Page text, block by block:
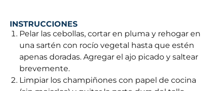
INSTRUCCIONES
Pelar las cebollas, cortar en pluma y rehogar en
una sartén con rocío vegetal hasta que estén
apenas doradas. Agregar el ajo picado y saltear
brevemente.
Limpiar los champiñones con papel de cocina